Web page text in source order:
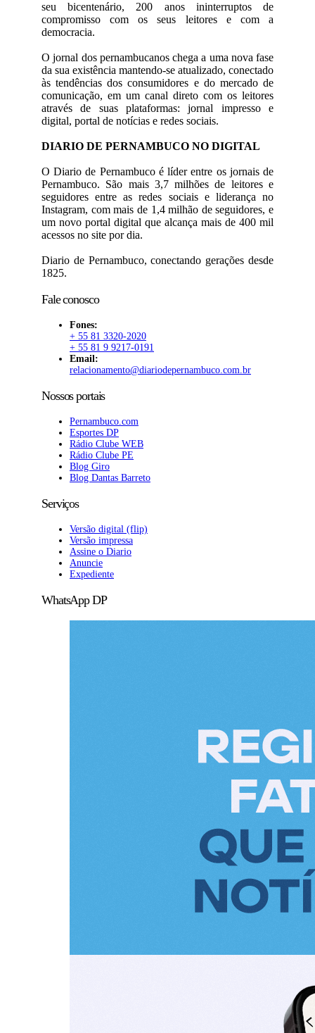
seu bicentenário, 200 anos ininterruptos de
compromisso com os seus leitores e com a
democracia.
O jornal dos pernambucanos chega a uma nova fase
da sua existência mantendo-se atualizado, conectado
às tendências dos consumidores e do mercado de
comunicação, em um canal direto com os leitores
através de suas plataformas: jornal impresso e
digital, portal de notícias e redes sociais.
DIARIO DE PERNAMBUCO NO DIGITAL
O Diario de Pernambuco é líder entre os jornais de
Pernambuco. São mais 3,7 milhões de leitores e
seguidores entre as redes sociais e liderança no
Instagram, com mais de 1,4 milhão de seguidores, e
um novo portal digital que alcança mais de 400 mil
acessos no site por dia.
Diario de Pernambuco, conectando gerações desde
1825.
Fale conosco
Fones:
+ 55 81 3320-2020
+ 55 81 9 9217-0191
Email:
relacionamento@diariodepernambuco.com.br
Nossos portais
Pernambuco.com
Esportes DP
Rádio Clube WEB
Rádio Clube PE
Blog Giro
Blog Dantas Barreto
Serviços
Versão digital (flip)
Versão impressa
Assine o Diario
Anuncie
Expediente
WhatsApp DP